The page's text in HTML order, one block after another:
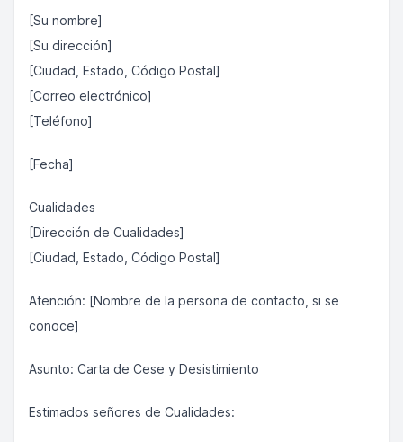
[Su nombre]
[Su dirección]
[Ciudad, Estado, Código Postal]
[Correo electrónico]
[Teléfono]
[Fecha]
Cualidades
[Dirección de Cualidades]
[Ciudad, Estado, Código Postal]
Atención: [Nombre de la persona de contacto, si se
conoce]
Asunto: Carta de Cese y Desistimiento
Estimados señores de Cualidades: